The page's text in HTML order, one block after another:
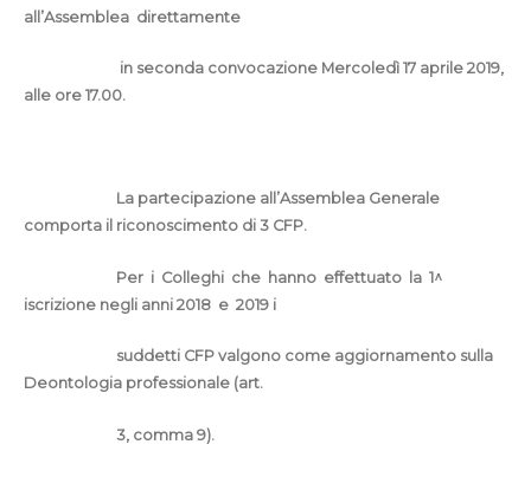
all’Assemblea direttamente
in seconda convocazione Mercol edì 17 aprile 2019,
alle ore 17.00.
La partecipazione all’Assemblea Generale
comporta il riconoscimento di 3 CFP.
Per i Colleghi che hanno effettuato la 1^
iscrizione negli anni 2018 e 2019 i
suddetti CFP valgono come aggiornamento sulla
Deontologia professionale (art.
3, comma 9).